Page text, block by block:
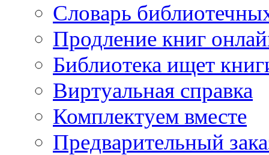
Словарь
Продление книг
Библиотека ищет
Виртуальная справка
Комплектуем вместе
Предварительный